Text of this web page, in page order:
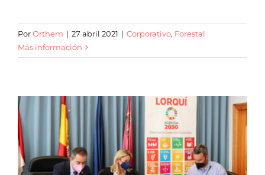
PorOrthem | 27 abril 2021 | Corporativo, Forestal
Más información